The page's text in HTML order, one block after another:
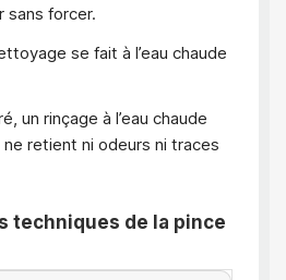
sans forcer.
se fait à l’eau chaude
un rinçage à l’eau chaude
ne retient ni odeurs ni traces
techniques de la pince